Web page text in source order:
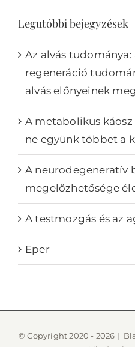
Legutóbbi bejegyzések
Az alvás
regeneráció
alvás előnyeinek
A metabolikus
ne együnk többet a
A neurodegeneratív
megelőzhetősége
A testmozgás és az
Eper
© Copyright 2020 - 2026 |